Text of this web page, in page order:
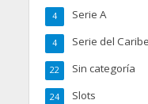
Serie A
4
Serie del Caribe
4
Sin categoría
22
Slots
24